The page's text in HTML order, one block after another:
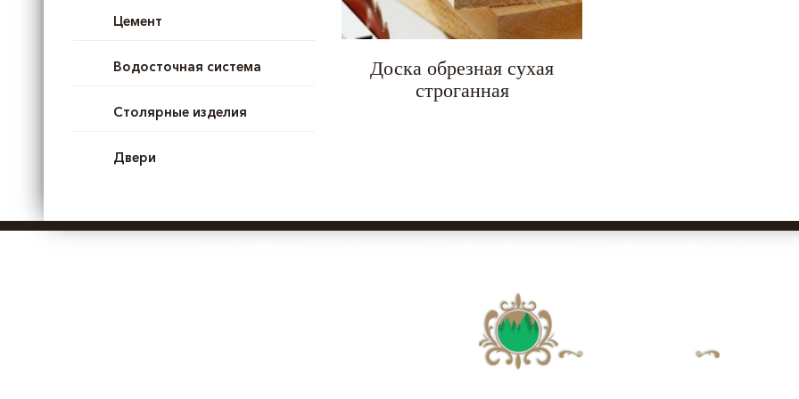
Цемент
Водосточная система
Столярные изделия
Двери
Доска обрезная сухая
строганная